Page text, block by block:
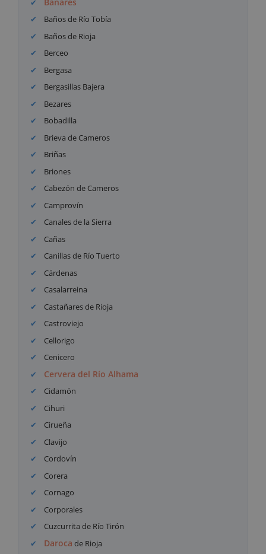
Baños de Río Tobía
Baños de Rioja
Berceo
Bergasa
Bergasillas Bajera
Bezares
Bobadilla
Brieva de Cameros
Briñas
Briones
Cabezón de Cameros
Camprovín
Canales de la Sierra
Cañas
Canillas de Río Tuerto
Cárdenas
Casalarreina
Castañares de Rioja
Castroviejo
Cellorigo
Cenicero
Cervera del Río Alhama
Cidamón
Cihuri
Cirueña
Clavijo
Cordovín
Corera
Cornago
Corporales
Cuzcurrita de Río Tirón
Daroca de Rioja